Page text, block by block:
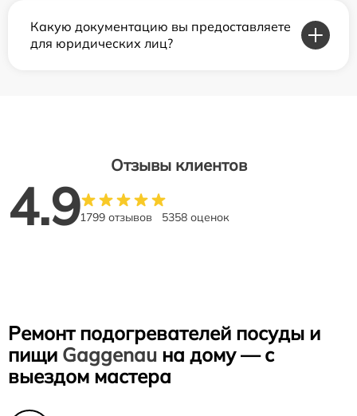
Какую документацию вы предоставляете
для юридических лиц?
Отзывы клиентов
4.91799 отзывов 5358 оценок
Ремонт подогревателей посуды и
пищи Gaggenau на дому — с
выездом мастера